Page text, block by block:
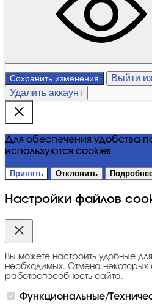
Сохранить изменения
Выйти
Удалить аккаунт
Для обеспечения удобства
используются cookies
Принять Отклонить
Настройки файлов
Вы можете настроить удобные
необходимых. Отмена некоторых
работоспособность сайта.
Функциональные/